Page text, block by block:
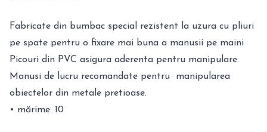
Fabricate din bumbac special rezistent la uzura cu pliuri
pe spate pentru o fixare mai buna a manusii pe maini
Picouri din PVC asigura aderenta pentru manipulare.
Manusi de lucru recomandate pentru manipularea
obiectelor din metale pretioase.
• mărime: 10